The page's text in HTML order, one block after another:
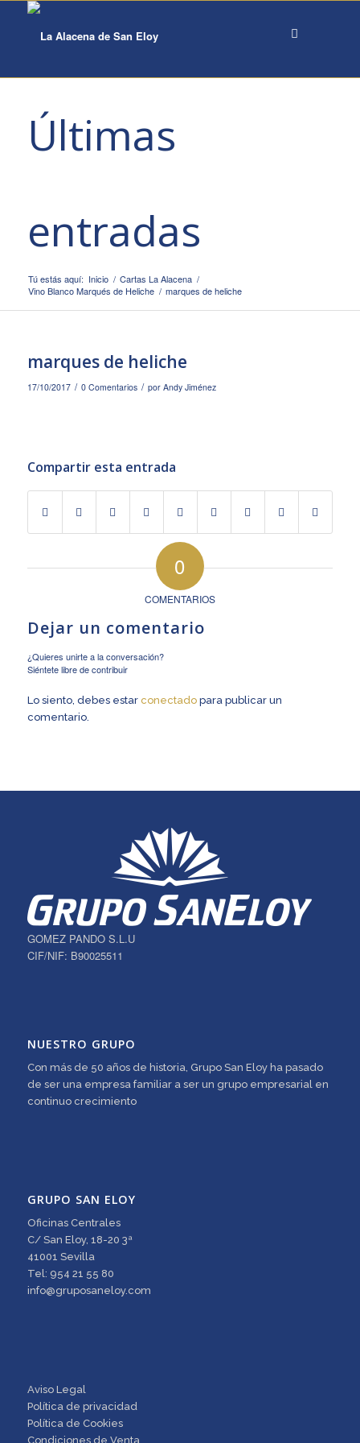
Últimas
entradas
Tú estás aquí: Inicio / Cartas La Alacena /
Vino Blanco Marqués de Heliche / marques de heliche
marques de heliche
17/10/2017 / 0 Comentarios / por Andy Jiménez
Compartir esta entrada
0
COMENTARIOS
Dejar un comentario
¿Quieres unirte a la conversación?
Siéntete libre de contribuir
Lo siento, debes estar conectadopara publicar un
comentario.
GOMEZ PANDO S.L.U
CIF/NIF: B90025511
NUESTRO GRUPO
Con más de 50 años de historia, Grupo San Eloy ha pasado
de ser una empresa familiar a ser un grupo empresarial en
continuo crecimiento
GRUPO SAN ELOY
Oficinas Centrales
C/ San Eloy, 18-20 3ª
41001 Sevilla
Tel: 954 21 55 80
info@gruposaneloy.com
Aviso Legal
Política de privacidad
Política de Cookies
Condiciones de Venta